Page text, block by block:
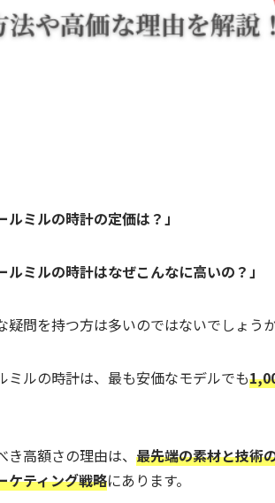
ルミルの時計の定価は？」
ルミルの時計はなぜこんなに高いの？」
疑問を持つ方は多いのではないでしょうか
ミルの時計は、最も安価なモデルでも
き高額さの理由は、 最先端の素材と技術
ケティング戦略にあります。